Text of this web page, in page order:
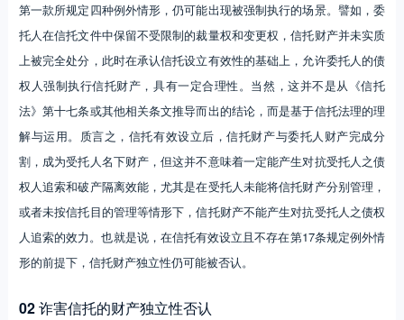
第一款所规定四种例外情形，仍可能出现被强制执行的场景。譬如，委
托人在信托文件中保留不受限制的裁量权和变更权，信托财产并未实质
上被完全处分，此时在承认信托设立有效性的基础上，允许委托人的债
权人强制执行信托财产，具有一定合理性。当然，这并不是从《信托
法》第十七条或其他相关条文推导而出的结论，而是基于信托法理的理
解与运用。质言之，信托有效设立后，信托财产与委托人财产完成分
割，成为受托人名下财产，但这并不意味着一定能产生对抗受托人之债
权人追索和破产隔离效能，尤其是在受托人未能将信托财产分别管理，
或者未按信托目的管理等情形下，信托财产不能产生对抗受托人之债权
人追索的效力。也就是说，在信托有效设立且不存在第17条规定例外情
形的前提下，信托财产独立性仍可能被否认。
02诈害信托的财产独立性否认